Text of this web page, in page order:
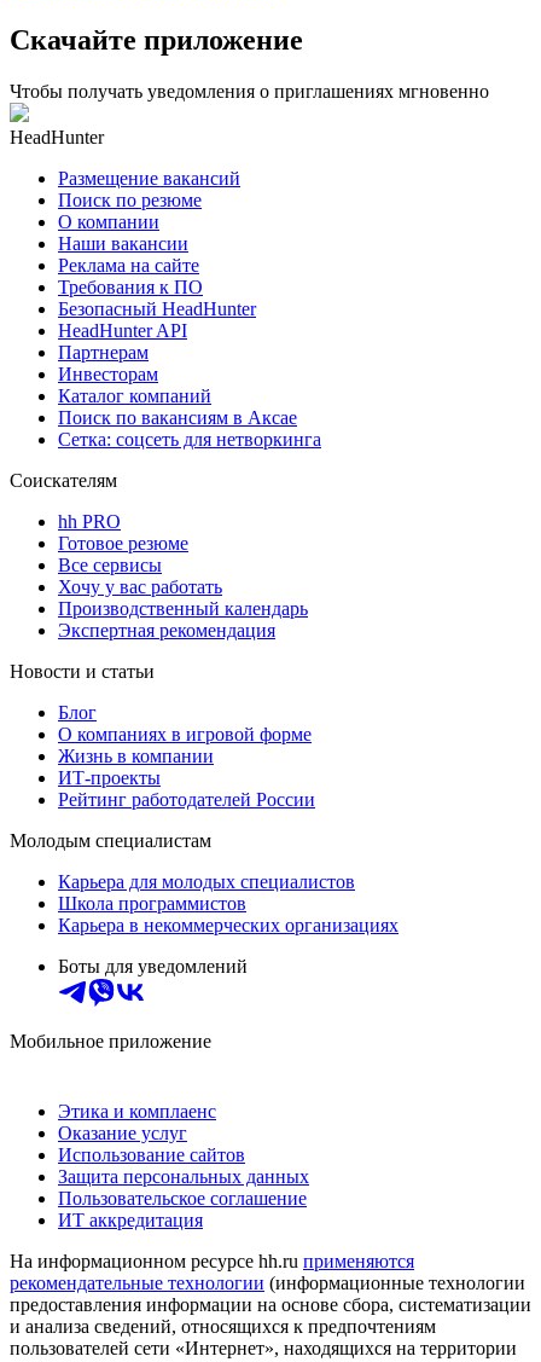
Скачайте приложение
Чтобы получать уведомления о приглашениях мгновенно
HeadHunter
Размещение вакансий
Поиск по резюме
О компании
Наши вакансии
Реклама на сайте
Требования к ПО
Безопасный HeadHunter
HeadHunter API
Партнерам
Инвесторам
Каталог компаний
Поиск по вакансиям в Аксае
Сетка: соцсеть для нетворкинга
Соискателям
hh PRO
Готовое резюме
Все сервисы
Хочу у вас работать
Производственный календарь
Экспертная рекомендация
Новости и статьи
Блог
О компаниях в игровой форме
Жизнь в компании
ИТ-проекты
Рейтинг работодателей России
Молодым специалистам
Карьера для молодых специалистов
Школа программистов
Карьера в некоммерческих организациях
Боты для уведомлений
Мобильное приложение
Этика и комплаенс
Оказание услуг
Использование сайтов
Защита персональных данных
Пользовательское соглашение
ИТ аккредитация
На информационном ресурсе hh.ru применяются
рекомендательные технологии (информационные технологии
предоставления информации на основе сбора, систематизации
и анализа сведений, относящихся к предпочтениям
пользователей сети «Интернет», находящихся на территории